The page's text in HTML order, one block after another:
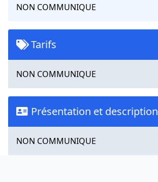
NON COMMUNIQUE
Tarifs
NON COMMUNIQUE
Présentation et description
NON COMMUNIQUE